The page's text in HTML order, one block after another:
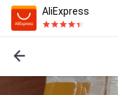
AliExpress